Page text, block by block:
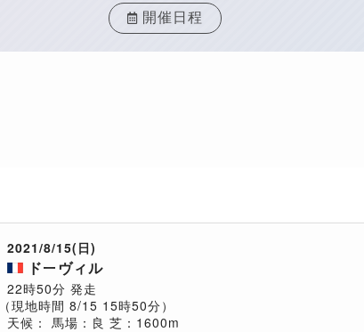
開催日程
2021/8/15(日)
ドーヴィル
22時50分 発走
（現地時間 8/15 15時50分）
天候： 馬場：良 芝：1600m